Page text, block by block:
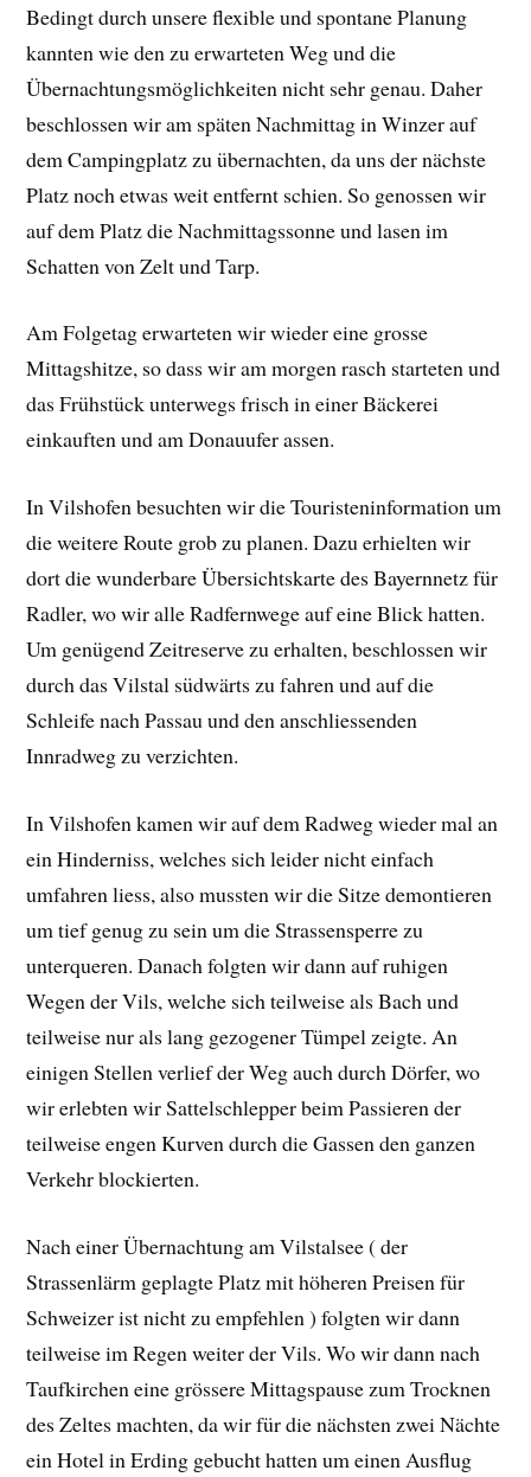
Bedingt durch unsere flexible und spontane Planung
kannten wie den zu erwarteten Weg und die
Übernachtungsmöglichkeiten nicht sehr genau. Daher
beschlossen wir am späten Nachmittag in Winzer auf
dem Campingplatz zu übernachten, da uns der nächste
Platz noch etwas weit entfernt schien. So genossen wir
auf dem Platz die Nachmittagssonne und lasen im
Schatten von Zelt und Tarp.
Am Folgetag erwarteten wir wieder eine grosse
Mittagshitze, so dass wir am morgen rasch starteten und
das Frühstück unterwegs frisch in einer Bäckerei
einkauften und am Donauufer assen.
In Vilshofen besuchten wir die Touristeninformation um
die weitere Route grob zu planen. Dazu erhielten wir
dort die wunderbare Übersichtskarte des Bayernnetz für
Radler, wo wir alle Radfernwege auf eine Blick hatten.
Um genügend Zeitreserve zu erhalten, beschlossen wir
durch das Vilstal südwärts zu fahren und auf die
Schleife nach Passau und den anschliessenden
Innradweg zu verzichten.
In Vilshofen kamen wir auf dem Radweg wieder mal an
ein Hinderniss, welches sich leider nicht einfach
umfahren liess, also mussten wir die Sitze demontieren
um tief genug zu sein um die Strassensperre zu
unterqueren. Danach folgten wir dann auf ruhigen
Wegen der Vils, welche sich teilweise als Bach und
teilweise nur als lang gezogener Tümpel zeigte. An
einigen Stellen verlief der Weg auch durch Dörfer, wo
wir erlebten wir Sattelschlepper beim Passieren der
teilweise engen Kurven durch die Gassen den ganzen
Verkehr blockierten.
Nach einer Übernachtung am Vilstalsee ( der
Strassenlärm geplagte Platz mit höheren Preisen für
Schweizer ist nicht zu empfehlen ) folgten wir dann
teilweise im Regen weiter der Vils. Wo wir dann nach
Taufkirchen eine grössere Mittagspause zum Trocknen
des Zeltes machten, da wir für die nächsten zwei Nächte
ein Hotel in Erding gebucht hatten um einen Ausflug